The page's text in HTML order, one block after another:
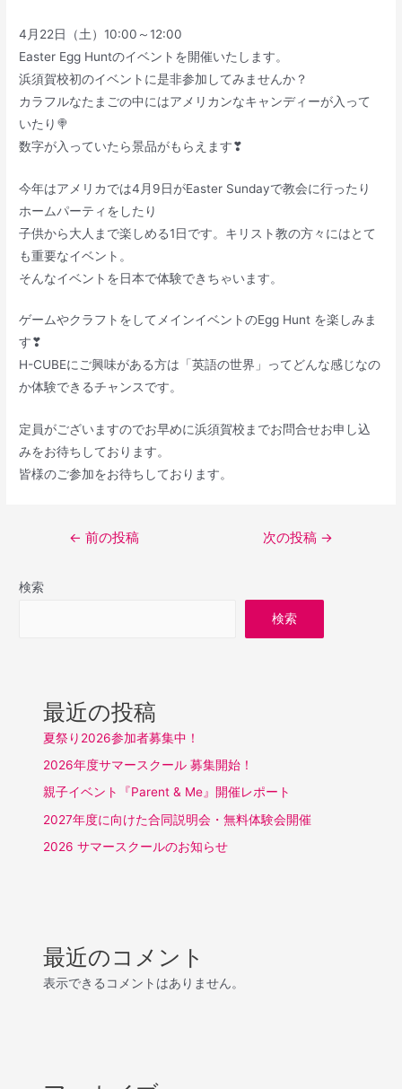
4月22日（土）10:00～12:00
Easter Egg Huntのイベントを開催いたします。
浜須賀校初のイベントに是非参加してみませんか？
カラフルなたまごの中にはアメリカンなキャンディーが入って
いたり🍭
数字が入っていたら景品がもらえます❣
今年はアメリカでは4月9日がEaster Sundayで教会に行ったり
ホームパーティをしたり
子供から大人まで楽しめる1日です。キリスト教の方々にはとて
も重要なイベント。
そんなイベントを日本で体験できちゃいます。
ゲームやクラフトをしてメインイベントのEgg Hunt を楽しみま
す❣
H-CUBEにご興味がある方は「英語の世界」ってどんな感じなの
か体験できるチャンスです。
定員がございますのでお早めに浜須賀校までお問合せお申し込
みをお待ちしております。
皆様のご参加をお待ちしております。
ン
← 前の投稿 次の投稿 →
検索
検索
最近の投稿
夏祭り2026参加者募集中！
2026年度サマースクール 募集開始！
親子イベント『Parent & Me』開催レポート
2027年度に向けた合同説明会・無料体験会開催
2026 サマースクールのお知らせ
最近のコメント
表示できるコメントはありません。